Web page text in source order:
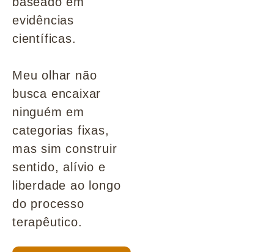
evidências
científicas.
Meu olhar não
busca encaixar
ninguém em
categorias fixas,
mas sim construir
sentido, alívio e
liberdade ao longo
do processo
terapêutico.